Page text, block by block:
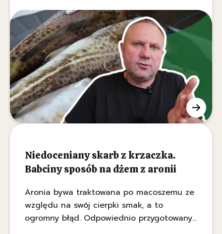
przybiera na sile. Jak wynika z ustaleń
portalu Pyszności.pl, na naszych talerzach
zamiast zamówionego dorsza coraz
częściej ląduje znacznie tańsza ryba.
Sprawę nagłośnił znany kucharz Tomasz
Strzelczyk, a oficjalne kontrole urzędników
tylko potwierdzają te doniesienia.
Niedoceniany skarb z krzaczka.
Babciny sposób na dżem z aronii
Aronia bywa traktowana po macoszemu ze
względu na swój cierpki smak, a to
ogromny błąd. Odpowiednio przygotowany